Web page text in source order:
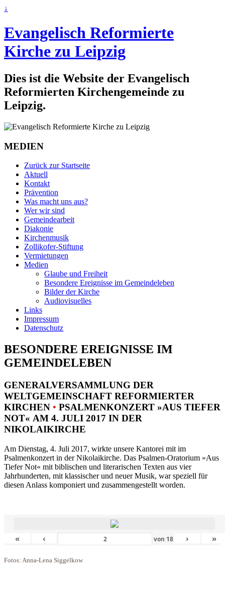
↓
Evangelisch Reformierte
Kirche zu Leipzig
Dies ist die Website der Evangelisch
Reformierten Kirchengemeinde zu
Leipzig.
MEDIEN
Zurück zur Startseite
Aktuell
Kontakt
Prävention
Was macht uns aus?
Wer wir sind
Gemeindearbeit
Diakonie
Kirchenmusik
Zollikofer-Stiftung
Vermietungen
Medien
Glaube und Freiheit
Besondere Ereignisse im Gemeindeleben
Bilder der Kirche
Audiovisuelles
Links
Impressum
Datenschutz
BESONDERE EREIGNISSE IM
GEMEINDELEBEN
GENERALVERSAMMLUNG DER
WELTGEMEINSCHAFT REFORMIERTER
KIRCHEN • PSALMENKONZERT »AUS TIEFER
NOT« AM 4. JULI 2017 IN DER
NIKOLAIKIRCHE
Am Dienstag, 4. Juli 2017, wirkte unsere Kantorei mit im
Psalmenkonzert in der Nikolaikirche. Das Psalmen-Oratorium »Aus
Tiefer Not« mit biblischen und literarischen Texten aus vier
Jahrhunderten, mit klassischer und neuer Musik, war speziell für
diesen Anlass komponiert und zusammengestellt worden.
« ‹ von 18 › »
Fotos: Anna-Lena Siggelkow